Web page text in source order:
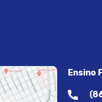
Ensino